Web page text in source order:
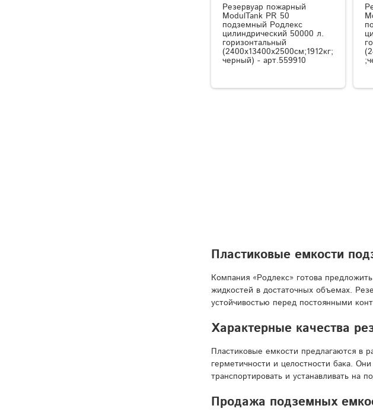
Резервуар пожарный
ModulTank PR 50
подземный Родлекс
цилиндрический 50000 л.
горизонтальный
(2400x13400x2500см;1912кг;
черный) - арт.559910
Пластиковые емкости
Компания «Родлекс» готова
жидкостей в достаточных объемах.
устойчивостью перед постоянными
Характерные качества
Пластиковые емкости предлагаются в
герметичности и целостности бака.
транспортировать и устанавливать на
Продажа подземных